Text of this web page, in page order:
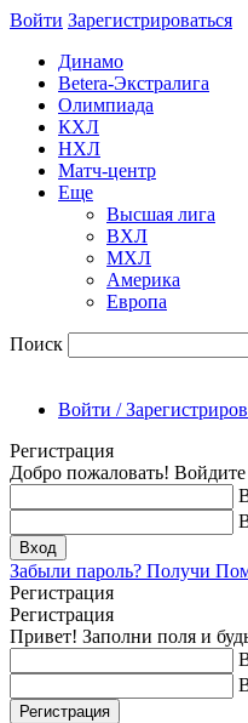
Войти Зарегиcтрироваться
Динамо
Betera-Экстралига
Олимпиада
КХЛ
НХЛ
Матч-центр
Еще
Высшая лига
ВХЛ
МХЛ
Америка
Европа
Поиск
Войти /
Регистрация
Добро пожаловать!
Забыли пароль? Получи
Регистрация
Регистрация
Привет! Заполни поля и